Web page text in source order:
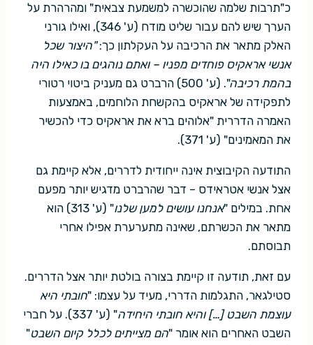
כ"תרבות שלמה שהוכשרה למשמעת צבאית" ומהרהרת על
הערך שיש להם עבור שליט מודח (ע' 346), ואילו גורני
האלק מתאר את הרכיבה על העקלתון כך:"היצור שכל
אנשי אראקיס פוחדים מפניו – ואתם נוהגים בו כאילו היה
בהמת רכיבה
". (ע' 500) הרברט גם מעניק ביטוי רטורי
לתפקידה של אראקיס בהקשחת הלוחמים, באמצעות
האמרה הדררית "אלוהים ברא את אראקיס כדי להכשיר
את המאמינים" (ע' 371).
התודעה הקיבוצית אינה ייחודית לדררים, אלא קיימת גם
אצל אנשי אטראידס – דבר שהרברט מדגיש יותר מפעם
אחת. במילים "אנחנו עושים למען שלנו
" (ע' 313) הוא
מתאר את הכשרתם, שאינה מתערערת אפילו אחרי
תבוסתם.
עם זאת, תודעה זו קיימת בצורה בולטת יותר אצל הדררים.
סטילגאר, התגלמות הדררי, מעיד על עצמו: "חובתי היא
עוצמת השבט […] והיא חובתי היחידה
" (ע' 337). על חברי
השבט האחרים הוא אומר "הם מצייתים לכלל קיום השבט"